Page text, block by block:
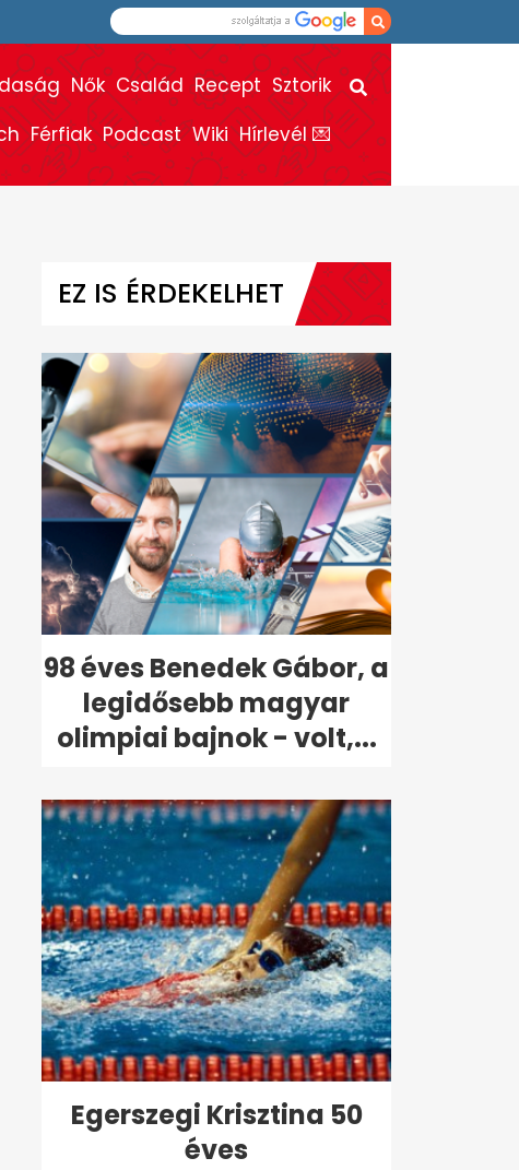
Nők Család Recept Sztorik
Férfiak Podcast Wiki Hírlevél 💌
EZ IS ÉRDEKELHET
98 éves Benedek Gábor, a
legidősebb magyar
olimpiai bajnok - volt,...
Egerszegi Krisztina 50
éves